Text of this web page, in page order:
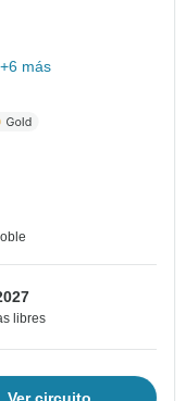
+6 más
libres